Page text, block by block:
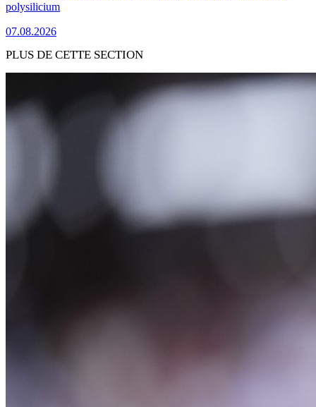
polysilicium
07.08.2026
PLUS DE CETTE SECTION